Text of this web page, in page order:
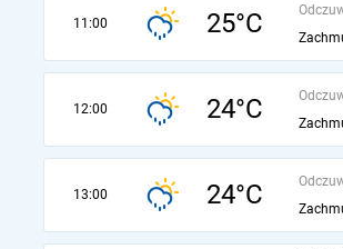
11:00 25°C
12:00 24°C
13:00 24°C